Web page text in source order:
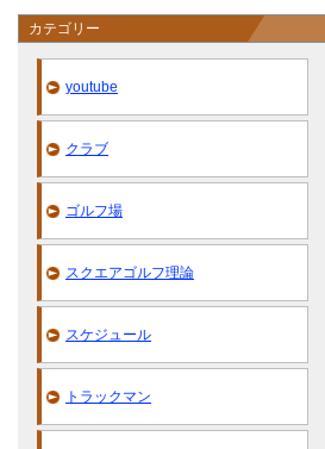
カテゴリー
youtube
クラブ
ゴルフ場
スクエアゴルフ理論
スケジュール
トラックマン